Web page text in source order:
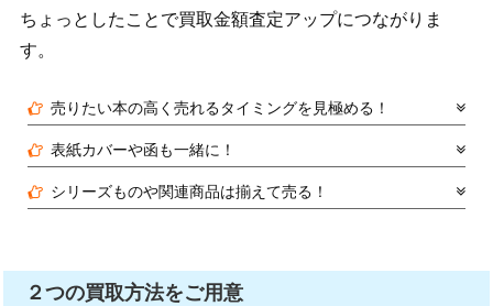
ちょっとしたことで買取金額査定アップにつながりま
す。
売りたい本の高く売れるタイミングを見極める！
表紙カバーや函も一緒に！
シリーズものや関連商品は揃えて売る！
２つの買取方法をご用意